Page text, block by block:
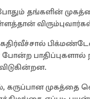
தங்களின்
போன்ற பாதிப்புகளால்
கருப்பான முகத்தை